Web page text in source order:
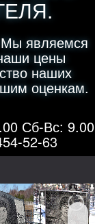
являемся
цены
наших
оценкам.
Сб-Вс: 9.00
52-63